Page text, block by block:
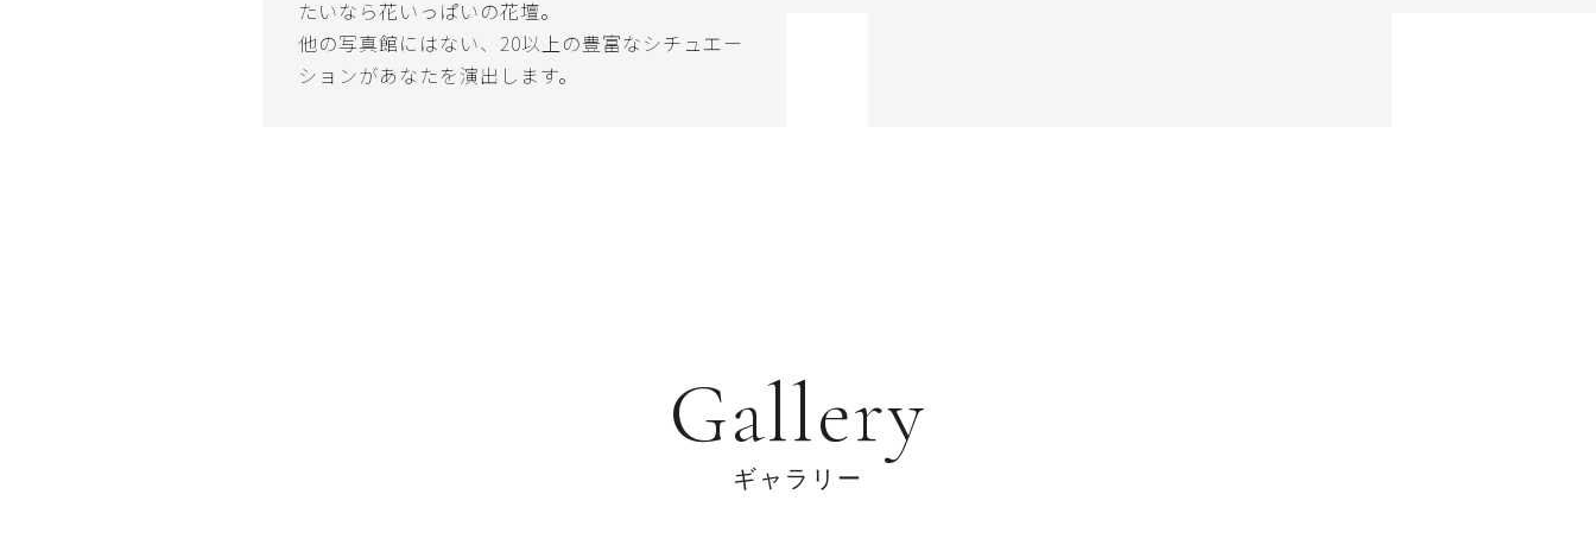
たいなら花いっぱいの花壇。
他の写真館にはない、20以上の豊富なシチュエー
ションがあなたを演出します。
Gallery
ギ ャ ラ リ ー